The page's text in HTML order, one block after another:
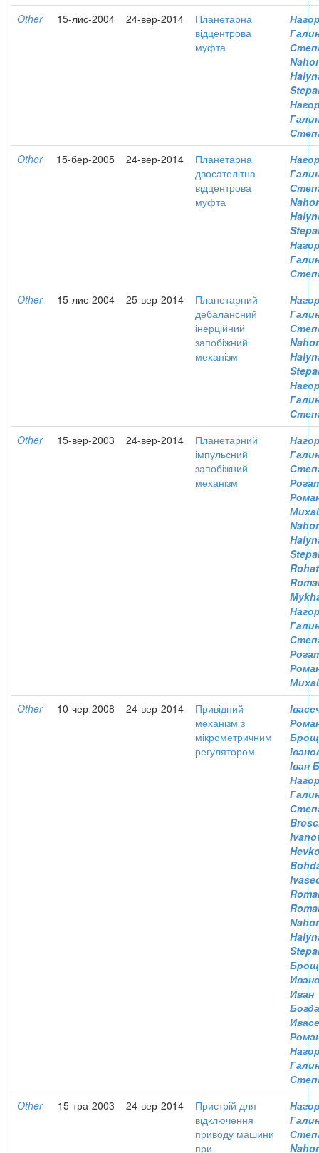
Other
15-лис-2004 24-вер-2014
Планетарна
відцентрова
муфта
Other
15-бер-2005 24-вер-2014
Планетарна
двосателітна
відцентрова
муфта
Other
15-лис-2004 25-вер-2014
Планетарний
дебалансний
інерційний
запобіжний
механізм
Other
15-вер-2003 24-вер-2014
Планетарний
імпульсний
запобіжний
механізм
Other
10-чер-2008 24-вер-2014
Привідний
механізм з
мікрометричним
регулятором
Іван
Иван
Other
15-тра-2003 24-вер-2014
Пристрій для
відключення
приводу машини
при